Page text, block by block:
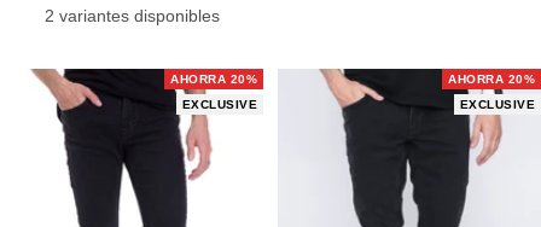
de
2 variantes disponibles
AHORRA 20%
EXCLUSIVE
AHORRA 20%
EXCLUSIVE